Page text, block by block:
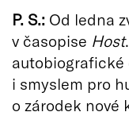
P. S.: Od ledna
v časopise Host
autobiografické
i smyslem pro
o zárodek nové